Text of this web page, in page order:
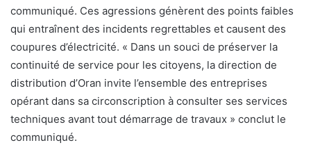
communiqué. Ces agressions génèrent des points faibles
qui entraînent des incidents regrettables et causent des
coupures d’électricité. « Dans un souci de préserver la
continuité de service pour les citoyens, la direction de
distribution d’Oran invite l’ensemble des entreprises
opérant dans sa circonscription à consulter ses services
techniques avant tout démarrage de travaux » conclut le
communiqué.